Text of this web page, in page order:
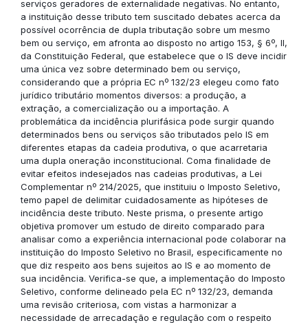
serviços geradores de externalidade negativas. No entanto,
a instituição desse tributo tem suscitado debates acerca da
possível ocorrência de dupla tributação sobre um mesmo
bem ou serviço, em afronta ao disposto no artigo 153, § 6º, II,
da Constituição Federal, que estabelece que o IS deve incidir
uma única vez sobre determinado bem ou serviço,
considerando que a própria EC nº 132/23 elegeu como fato
jurídico tributário momentos diversos: a produção, a
extração, a comercialização ou a importação. A
problemática da incidência plurifásica pode surgir quando
determinados bens ou serviços são tributados pelo IS em
diferentes etapas da cadeia produtiva, o que acarretaria
uma dupla oneração inconstitucional. Coma finalidade de
evitar efeitos indesejados nas cadeias produtivas, a Lei
Complementar nº 214/2025, que instituiu o Imposto Seletivo,
temo papel de delimitar cuidadosamente as hipóteses de
incidência deste tributo. Neste prisma, o presente artigo
objetiva promover um estudo de direito comparado para
analisar como a experiência internacional pode colaborar na
instituição do Imposto Seletivo no Brasil, especificamente no
que diz respeito aos bens sujeitos ao IS e ao momento de
sua incidência. Verifica-se que, a implementação do Imposto
Seletivo, conforme delineado pela EC nº 132/23, demanda
uma revisão criteriosa, com vistas a harmonizar a
necessidade de arrecadação e regulação com o respeito